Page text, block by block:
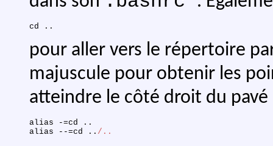
cd
pour aller vers le répertoire
majuscule pour obtenir les
atteindre le côté droit du
alias -=cd
alias --=cd .. /..